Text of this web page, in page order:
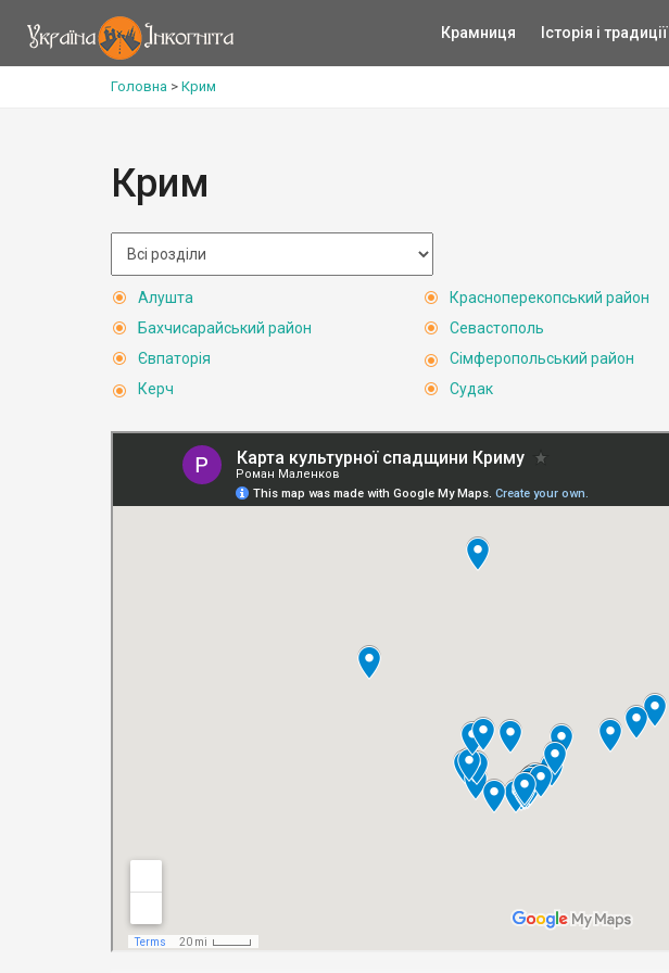
Крамниця Історія і традиції
Головна > Крим
Крим
Алушта
Бахчисарайський район
Євпаторія
Керч
Красноперекопський район
Севастополь
Сімферопольський район
Судак